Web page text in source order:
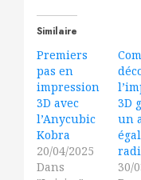
Similaire
Premiers
pas en
impression
3D avec
l’Anycubic
Kobra
20/04/2025
Dans
3D
un
30/